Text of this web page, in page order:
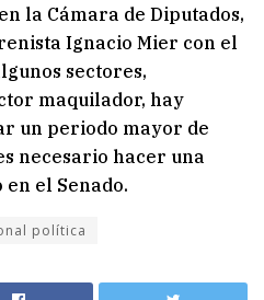
la Cámara de Diputados,
Ignacio Mier con el
sectores,
maquilador, hay
un periodo mayor de
necesario hacer una
el Senado.
política